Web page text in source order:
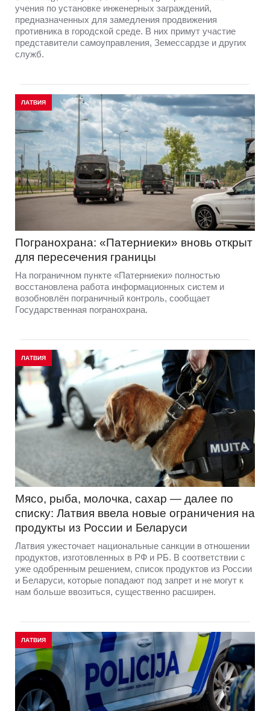
учения по установке инженерных заграждений,
предназначенных для замедления продвижения
противника в городской среде. В них примут участие
представители самоуправления, Земессардзе и других
служб.
ЛАТВИЯ
Погранохрана: «Патерниеки» вновь открыт
для пересечения границы
На пограничном пункте «Патерниеки» полностью
восстановлена работа информационных систем и
возобновлён пограничный контроль, сообщает
Государственная погранохрана.
ЛАТВИЯ
Мясо, рыба, молочка, сахар — далее по
списку: Латвия ввела новые ограничения на
продукты из России и Беларуси
Латвия ужесточает национальные санкции в отношении
продуктов, изготовленных в РФ и РБ. В соответствии с
уже одобренным решением, список продуктов из России
и Беларуси, которые попадают под запрет и не могут к
нам больше ввозиться, существенно расширен.
ЛАТВИЯ